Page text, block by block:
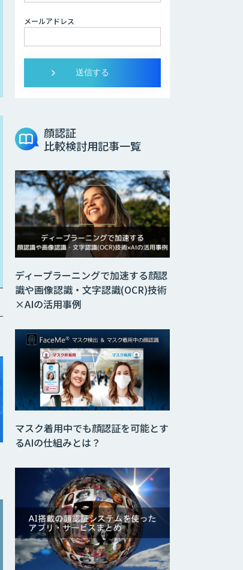
Gravio Enterprise AI
Edition - 顔認証
メールアドレス
顔認証
比較検討用記事一覧
ディープラーニングで加速する顔認
識や画像認識・文字認識(OCR)技術
×AIの活用事例
マスク着用中でも顔認証を可能とす
るAIの仕組みとは？